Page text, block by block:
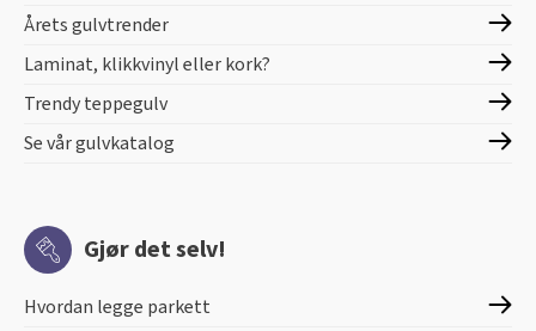
Årets gulvtrender
Laminat, klikkvinyl eller kork?
Trendy teppegulv
Se vår gulvkatalog
Gjør det selv!
Hvordan legge parkett